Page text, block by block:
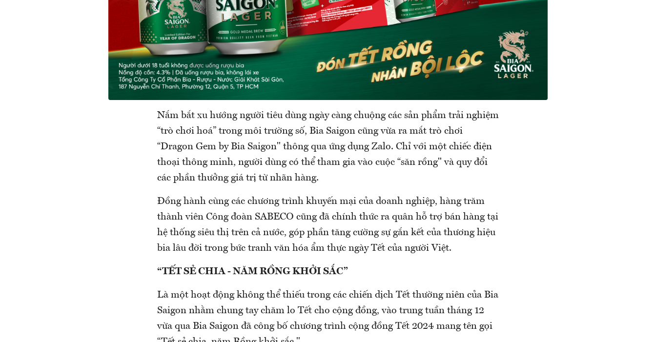
Nắm bắt xu hướng người tiêu dùng ngày càng chuộng các sản phẩm trải nghiệm
“trò chơi hoá” trong môi trường số, Bia Saigon cũng vừa ra mắt trò chơi
“Dragon Gem by Bia Saigon" thông qua ứng dụng Zalo. Chỉ với một chiếc điện
thoại thông minh, người dùng có thể tham gia vào cuộc “săn rồng" và quy đổi
các phần thưởng giá trị từ nhãn hàng.
Đồng hành cùng các chương trình khuyến mại của doanh nghiệp, hàng trăm
thành viên Công đoàn SABECO cũng đã chính thức ra quân hỗ trợ bán hàng tại
hệ thống siêu thị trên cả nước, góp phần tăng cường sự gắn kết của thương hiệu
bia lâu đời trong bức tranh văn hóa ẩm thực ngày Tết của người Việt.
“TẾT SẺ CHIA - NĂM RỒNG KHỞI SẮC”
Là một hoạt động không thể thiếu trong các chiến dịch Tết thường niên của Bia
Saigon nhằm chung tay chăm lo Tết cho cộng đồng, vào trung tuần tháng 12
vừa qua Bia Saigon đã công bố chương trình cộng đồng Tết 2024 mang tên gọi